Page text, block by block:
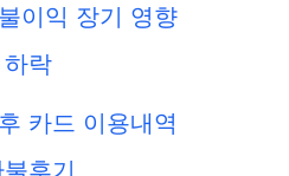
이익 장기 영향
락
카드 이용내역